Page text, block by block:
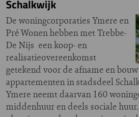
Schalkwijk
De woningcorporaties Ymere en
Pré Wonen hebben met Trebbe-
De Nijs een koop- en
realisatieovereenkomst
getekend voor de afname en
appartementen in stadsdeel
Ymere neemt daarvan 160
middenhuur en deels sociale